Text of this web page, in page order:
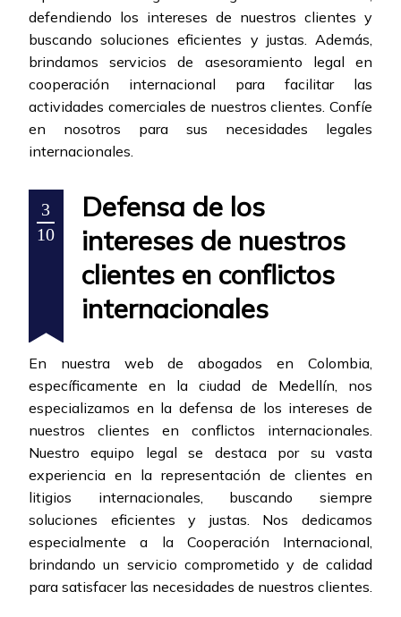
defendiendo los intereses de nuestros clientes y
buscando soluciones eficientes y justas. Además,
brindamos servicios de asesoramiento legal en
cooperación internacional para facilitar las
actividades comerciales de nuestros clientes. Confíe
en nosotros para sus necesidades legales
internacionales.
3
10
Defensa de los
intereses de nuestros
clientes en conflictos
internacionales
En nuestra web de abogados en Colombia,
específicamente en la ciudad de Medellín, nos
especializamos en la defensa de los intereses de
nuestros clientes en conflictos internacionales.
Nuestro equipo legal se destaca por su vasta
experiencia en la representación de clientes en
litigios internacionales, buscando siempre
soluciones eficientes y justas. Nos dedicamos
especialmente a la Cooperación Internacional,
brindando un servicio comprometido y de calidad
para satisfacer las necesidades de nuestros clientes.